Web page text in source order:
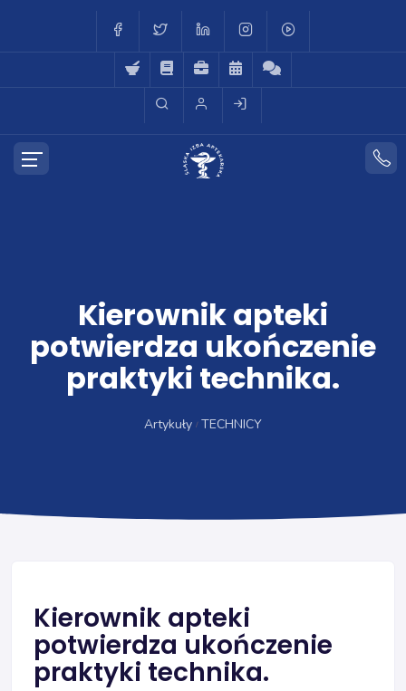
Kierownik apteki
potwierdza ukończenie
praktyki technika.
Artykuły TECHNICY
Kierownik apteki
potwierdza ukończenie
praktyki technika.